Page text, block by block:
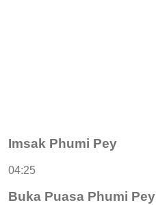
Imsak Phumi Pey
04:25
Buka Puasa Phumi Pey